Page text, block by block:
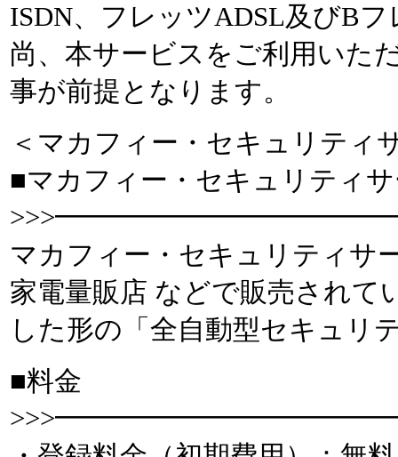
ISDN、フレッツADSL及びB
尚、本サービスをご利用いた
事が前提となります。
＜マカフィー・セキュリティ
■マカフィー・セキュリティ
マカフィー・セキュリティサ
家電量販店 などで販売され
した形の「全自動型セキュリ
■料金